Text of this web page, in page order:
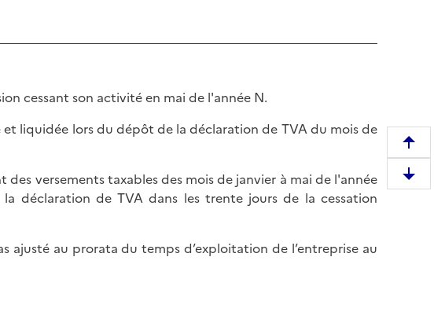
cessant son activité en mai de l'année N.
et liquidée lors du dépôt de la déclaration de TVA du mois de
des versements taxables des mois de janvier à mai de l'année
déclaration de TVA dans les trente jours de la cessation
ajusté au prorata du temps d’exploitation de l’entreprise au
e
m
D